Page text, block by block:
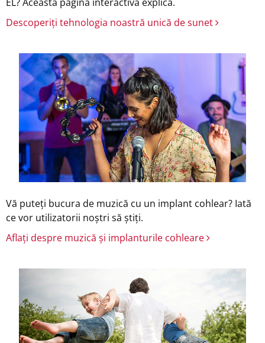
Descoperiți tehnologia noastră unică de sunet
Vă puteți bucura de muzică cu un implant cohlear? Iată
ce vor utilizatorii noștri să știți.
Aflați despre muzică și implanturile cohleare